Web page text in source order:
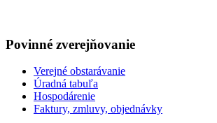
Povinné zverejňovanie
Verejné obstarávanie
Úradná tabuľa
Hospodárenie
Faktury, zmluvy, objednávky